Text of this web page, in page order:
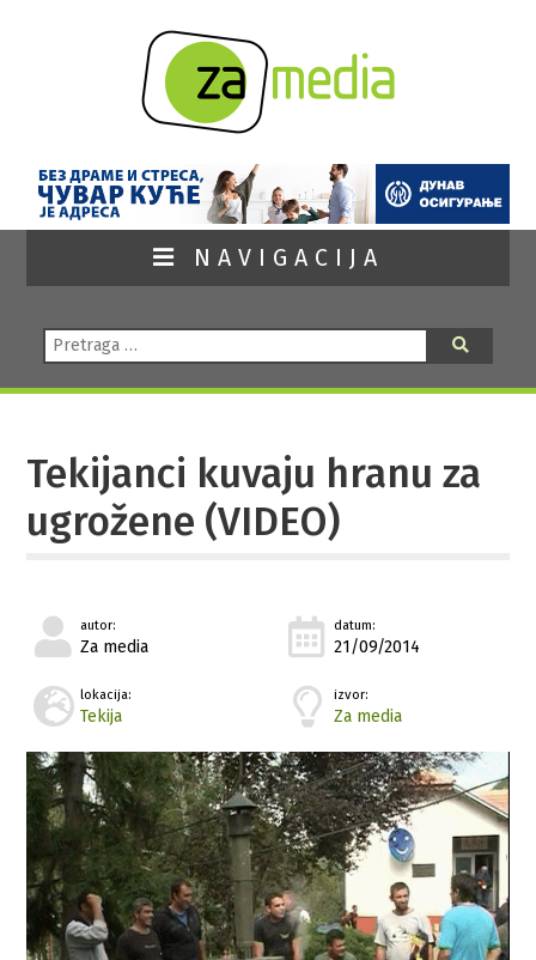
NAVIGACIJA
Pretraga:
Tekijanci kuvaju hranu za
ugrožene (VIDEO)
autor:
Za media
datum:
21/09/2014
lokacija:
Tekija
izvor:
Za media